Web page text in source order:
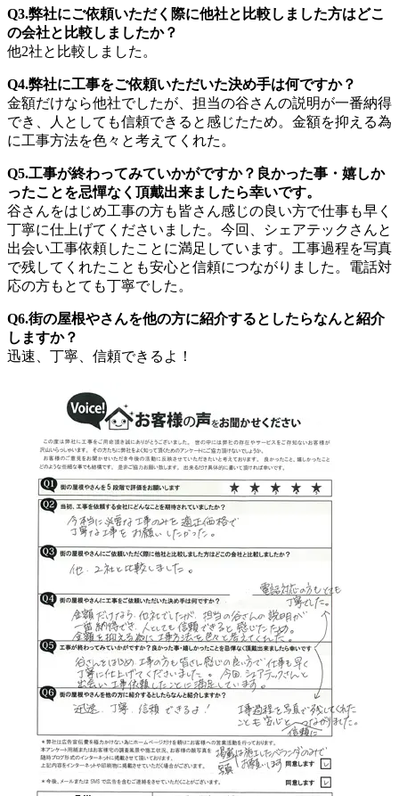
Q3.弊社にご依頼いただく際に他社と比較しました方はどこ
の会社と比較しましたか？
他2社と比較しました。
Q4.弊社に工事をご依頼いただいた決め手は何ですか？
金額だけなら他社でしたが、担当の谷さんの説明が一番納得
でき、人としても信頼できると感じたため。金額を抑える為
に工事方法を色々と考えてくれた。
Q5.工事が終わってみていかがですか？良かった事・嬉しか
ったことを忌憚なく頂戴出来ましたら幸いです。
谷さんをはじめ工事の方も皆さん感じの良い方で仕事も早く
丁寧に仕上げてくださいました。今回、シェアテックさんと
出会い工事依頼したことに満足しています。工事過程を写真
で残してくれたことも安心と信頼につながりました。電話対
応の方もとても丁寧でした。
Q6.街の屋根やさんを他の方に紹介するとしたらなんと紹介
しますか？
迅速、丁寧、信頼できるよ！